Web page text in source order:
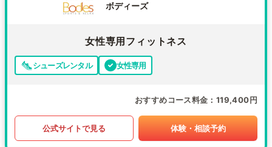
ボディーズ
女性専用フィットネス
シューズレンタル 女性専用
おすすめコース料金 119,400円
公式サイトで見る 体験・相談予約